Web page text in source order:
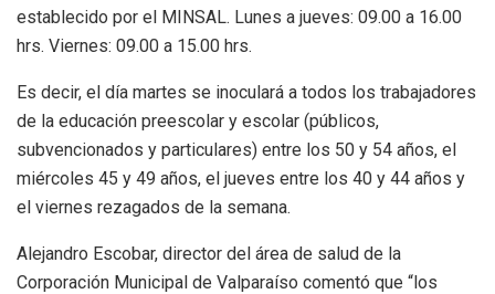
establecido por el MINSAL. Lunes a jueves: 09.00 a 16.00
hrs. Viernes: 09.00 a 15.00 hrs.
Es decir, el día martes se inoculará a todos los trabajadores
de la educación preescolar y escolar (públicos,
subvencionados y particulares) entre los 50 y 54 años, el
miércoles 45 y 49 años, el jueves entre los 40 y 44 años y
el viernes rezagados de la semana.
Alejandro Escobar, director del área de salud de la
Corporación Municipal de Valparaíso comentó que “los